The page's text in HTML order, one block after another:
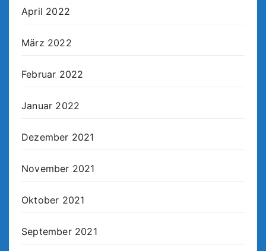
April 2022
März 2022
Februar 2022
Januar 2022
Dezember 2021
November 2021
Oktober 2021
September 2021